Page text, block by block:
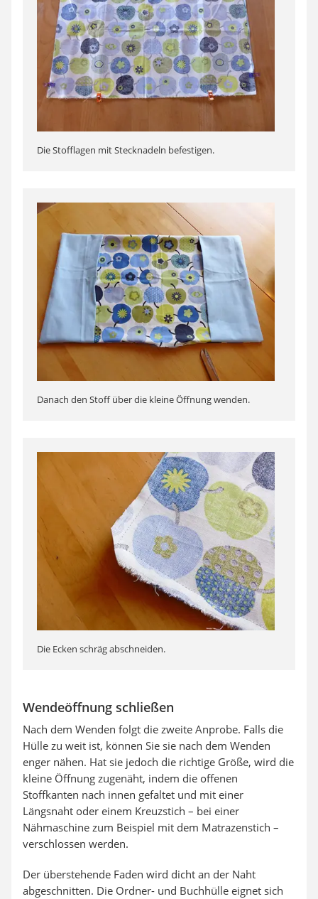
Die Stofflagen mit Stecknadeln befestigen.
Danach den Stoff über die kleine Öffnung wenden.
Die Ecken schräg abschneiden.
Wendeöffnung schließen
Nach dem Wenden folgt die zweite Anprobe. Falls die
Hülle zu weit ist, können Sie sie nach dem Wenden
enger nähen. Hat sie jedoch die richtige Größe, wird die
kleine Öffnung zugenäht, indem die offenen
Stoffkanten nach innen gefaltet und mit einer
Längsnaht oder einem Kreuzstich – bei einer
Nähmaschine zum Beispiel mit dem Matrazenstich –
verschlossen werden.
Der überstehende Faden wird dicht an der Naht
abgeschnitten. Die Ordner- und Buchhülle eignet sich